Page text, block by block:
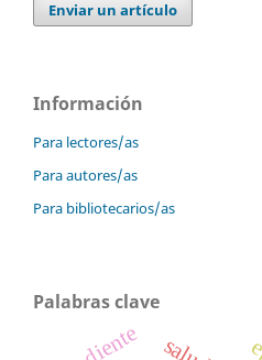
Enviar un artículo
Información
Para lectores/as
Para autores/as
Para bibliotecarios/as
Palabras clave
diente